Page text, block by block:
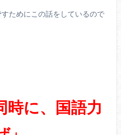
ためにこの話をしているので
時に、 国語力